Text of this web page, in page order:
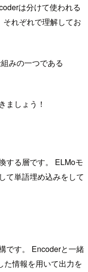
は分けて使われる
れぞれで理解してお
みの一つである
ましょう！
する層です。 ELMoモ
て単語埋め込みをして
です。 Encoderと一緒
た情報を用いて出力を